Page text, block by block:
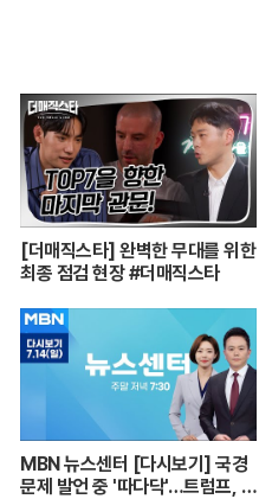
[더매직스타] 완벽한 무대를 위한
최종 점검 현장 #더매직스타
MBN 뉴스센터 [다시보기] 국경
문제 발언 중 '따다닥'…트럼프, 피